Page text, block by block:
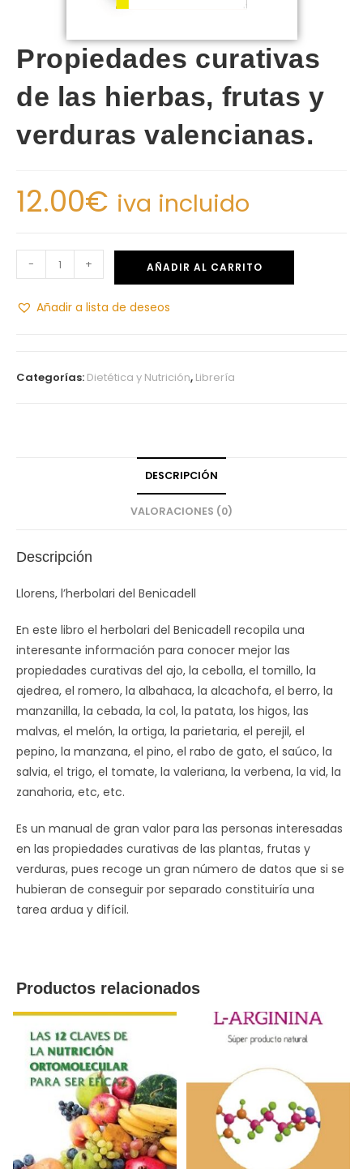
Propiedades curativas
de las hierbas, frutas y
verduras valencianas.
12.00€ iva incluido
- + AÑADIR AL CARRITO
Añadir a lista de deseos
Categorías: Dietética y Nutrición, Librería
DESCRIPCIÓN
VALORACIONES (0)
Descripción
Llorens, l’herbolari del Benicadell
En este libro el herbolari del Benicadell recopila una
interesante información para conocer mejor las
propiedades curativas del ajo, la cebolla, el tomillo, la
ajedrea, el romero, la albahaca, la alcachofa, el berro, la
manzanilla, la cebada, la col, la patata, los higos, las
malvas, el melón, la ortiga, la parietaria, el perejil, el
pepino, la manzana, el pino, el rabo de gato, el saúco, la
salvia, el trigo, el tomate, la valeriana, la verbena, la vid, la
zanahoria, etc, etc.
Es un manual de gran valor para las personas interesadas
en las propiedades curativas de las plantas, frutas y
verduras, pues recoge un gran número de datos que si se
hubieran de conseguir por separado constituiría una
tarea ardua y difícil.
Productos relacionados